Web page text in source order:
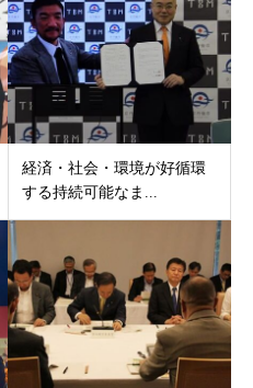
経済・社会・環境が好循環
する持続可能なま...